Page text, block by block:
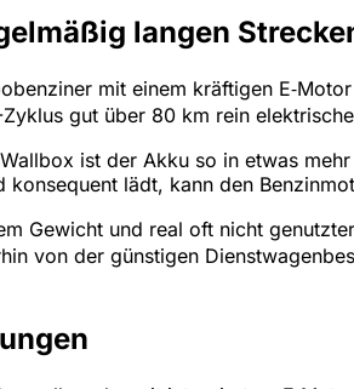
langen
mit einem kräftigen
gut über 80 km rein
ist der Akku so in etwas
lädt, kann den
Gewicht und real oft nicht
von der günstigen